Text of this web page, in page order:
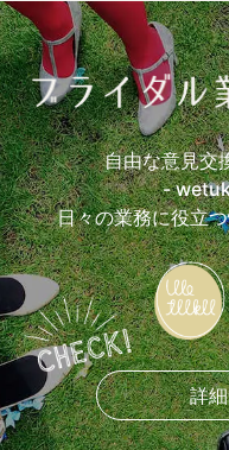
自由な意見交
-
日々の業務に役立
詳